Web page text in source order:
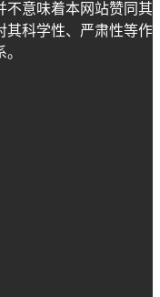
不意味着本网站赞同其
其科学性、严肃性等作